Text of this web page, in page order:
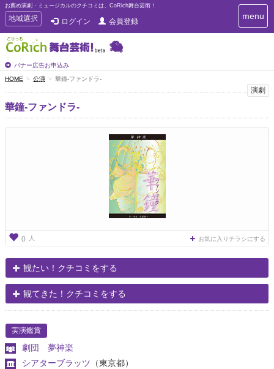
お薦め演劇・ミュージカルのクチコミは、CoRich舞台芸術！
T
o
g
g
e
n
a
v
i
地域選択 ログイン 会員登録
バナー広告お申込み
T
o
i
menu
HOME 公演 華鐘-ファンドラ-
演劇
華鐘-ファンドラ-
0 人 お気に入りチラシにする
観たい！クチコミをする
観てきた！クチコミをする
実演鑑賞
劇団 夢神楽
シアターブラッツ （東京都）